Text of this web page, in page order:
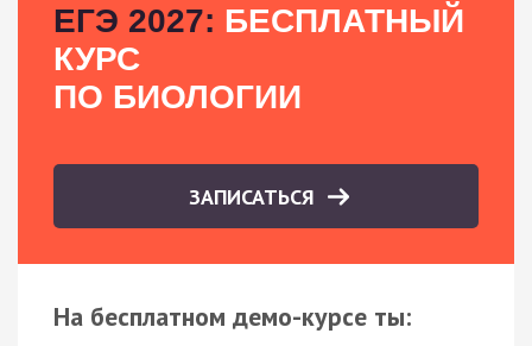
ЕГЭ 2027: БЕСПЛАТНЫЙ
КУРС
ПО БИОЛОГИИ
ЗАПИСАТЬСЯ
На бесплатном демо-курсе ты: